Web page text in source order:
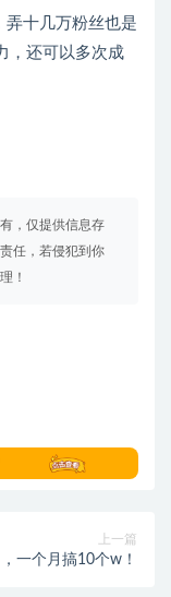
弄十几万粉丝也是
，还可以多次成
，仅提供信息存
任，若侵犯到你
！
上一篇
一个月搞10个w！